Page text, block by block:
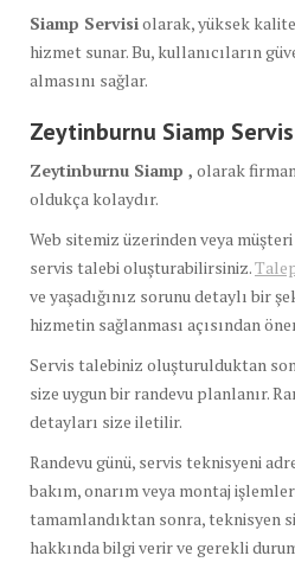
Siamp Servisiolarak, yüksek
hizmet sunar. Bu, kullanıcıların
almasını sağlar.
Zeytinburnu Siamp Servis
Zeytinburnu Siamp , olarak
oldukça kolaydır.
Web sitemiz üzerinden veya
servis talebi oluşturabilirsiniz.
ve yaşadığınız sorunu detaylı bir
hizmetin sağlanması açısından
Servis talebiniz oluşturulduktan
size uygun bir randevu planlanır.
detayları size iletilir.
Randevu günü, servis teknisyeni
bakım, onarım veya montaj
tamamlandıktan sonra, teknisyen
hakkında bilgi verir ve gerekli